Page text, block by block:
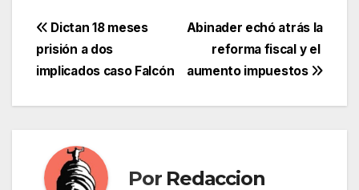
Navegación
de
entradas
Abinader echó atrás la
reforma fiscal y el
aumento impuestos
Dictan 18 meses
prisión a dos
implicados caso Falcón
Por Redaccion